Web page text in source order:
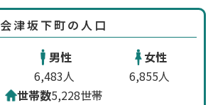
会津坂下町の人口
男性
6,483人
女性
6,855人
世帯数5,228世帯